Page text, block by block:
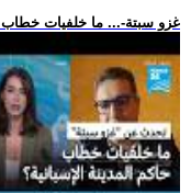
.. -غزو سبتة-... ما خلفيات خطاب